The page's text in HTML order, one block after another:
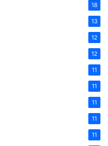
18
13
12
12
11
11
11
11
11